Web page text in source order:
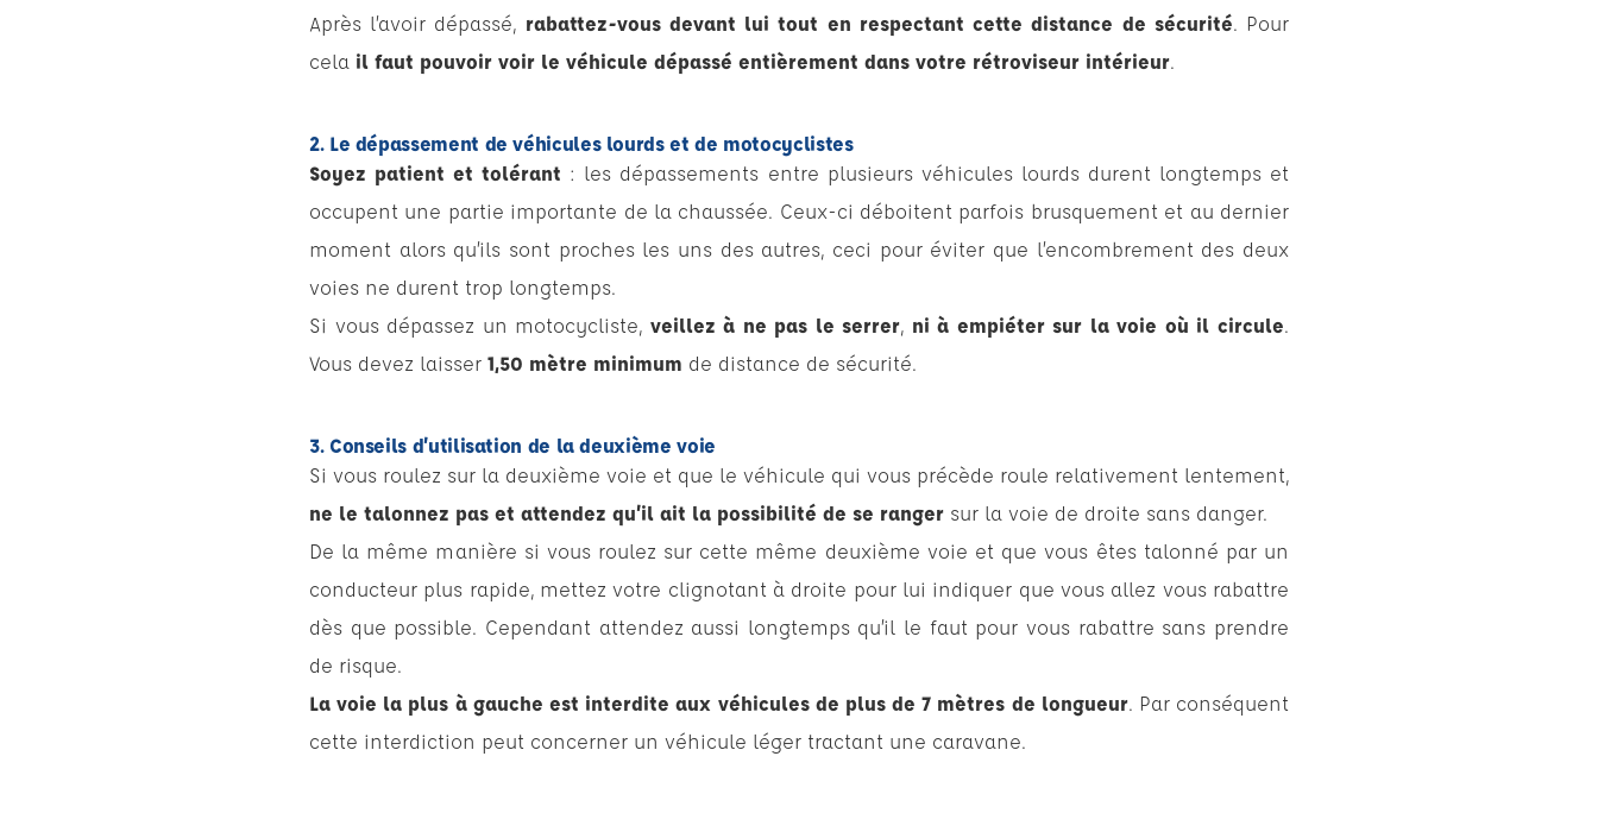
Après l’avoir dépassé, rabattez-vous devant lui tout en respectant cette distance de sécurité. Pour
cela il faut pouvoir voir le véhicule dépassé entièrement dans votre rétroviseur intérieur.
2. Le dépassement de véhicules lourds et de motocyclistes
Soyez patient et tolérant : les dépassements entre plusieurs véhicules lourds durent longtemps et
occupent une partie importante de la chaussée. Ceux-ci déboitent parfois brusquement et au dernier
moment alors qu’ils sont proches les uns des autres, ceci pour éviter que l’encombrement des deux
voies ne durent trop longtemps.
Si vous dépassez un motocycliste, veillez à ne pas le serrer, ni à empiéter sur la voie où il circule.
Vous devez laisser 1,50 mètre minimum de distance de sécurité.
3. Conseils d’utilisation de la deuxième voie
Si vous roulez sur la deuxième voie et que le véhicule qui vous précède roule relativement lentement,
ne le talonnez pas et attendez qu’il ait la possibilité de se ranger sur la voie de droite sans danger.
De la même manière si vous roulez sur cette même deuxième voie et que vous êtes talonné par un
conducteur plus rapide, mettez votre clignotant à droite pour lui indiquer que vous allez vous rabattre
dès que possible. Cependant attendez aussi longtemps qu’il le faut pour vous rabattre sans prendre
de risque.
La voie la plus à gauche est interdite aux véhicules de plus de 7 mètres de longueur. Par conséquent
cette interdiction peut concerner un véhicule léger tractant une caravane.